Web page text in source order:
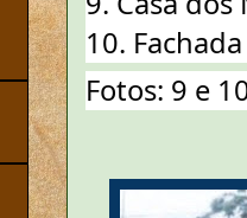
10.
Fotos: 9 e